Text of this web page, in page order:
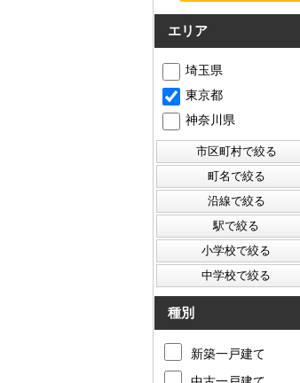
エリア
埼玉県
東京都
神奈川県
種別
新築一戸建て